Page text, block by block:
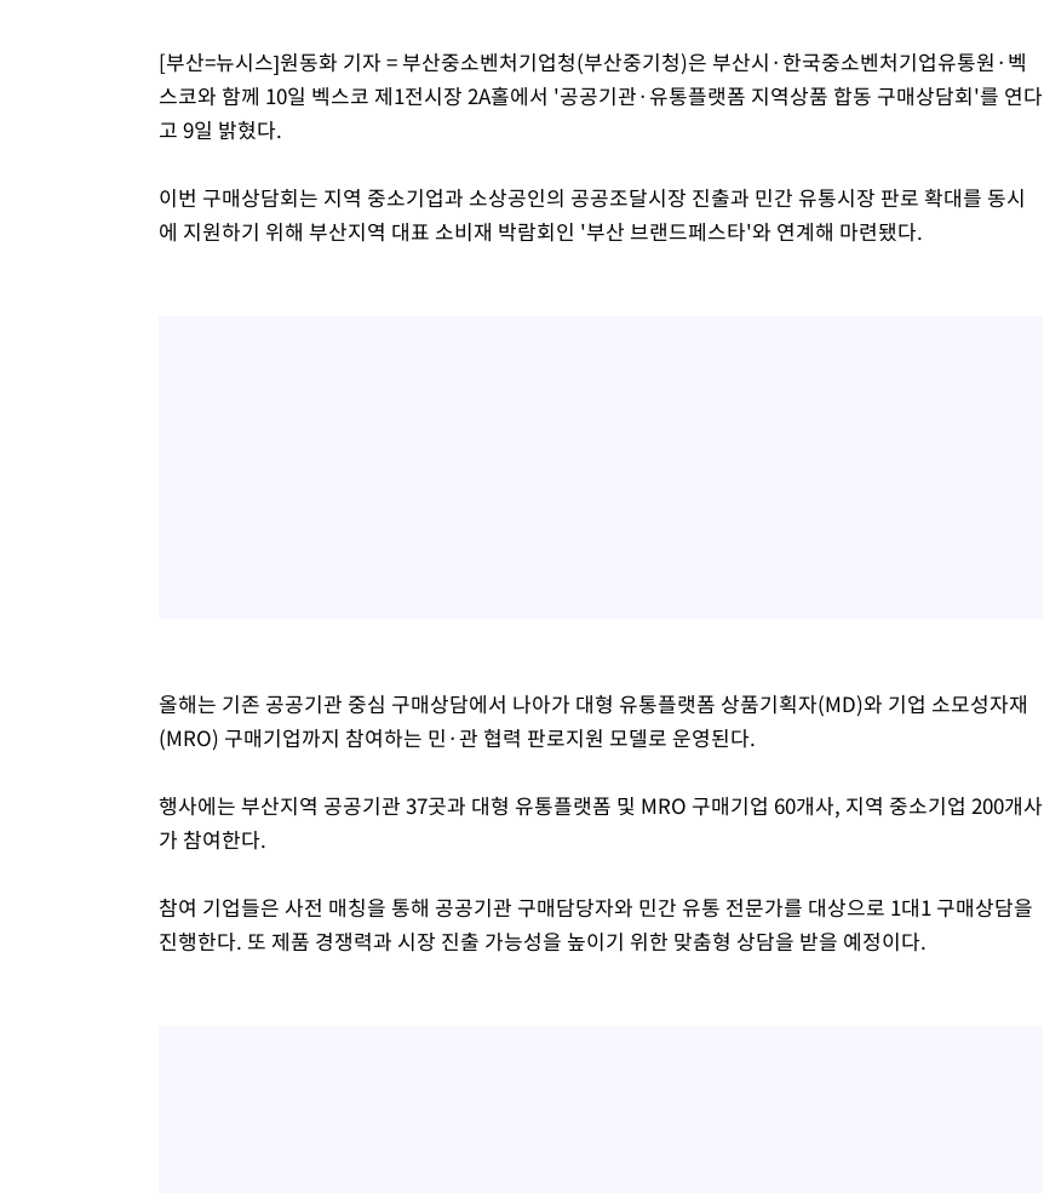
[부산=뉴시스]원동화 기자 = 부산중소벤처기업청(부산중기청)은 부산시·한국중소벤처기업유통원·벡
스코와 함께 10일 벡스코 제1전시장 2A홀에서 '공공기관·유통플랫폼 지역상품 합동 구매상담회'를 연다
고 9일 밝혔다.
이번 구매상담회는 지역 중소기업과 소상공인의 공공조달시장 진출과 민간 유통시장 판로 확대를 동시
에 지원하기 위해 부산지역 대표 소비재 박람회인 '부산 브랜드페스타'와 연계해 마련됐다.
올해는 기존 공공기관 중심 구매상담에서 나아가 대형 유통플랫폼 상품기획자(MD)와 기업 소모성자재
(MRO) 구매기업까지 참여하는 민·관 협력 판로지원 모델로 운영된다.
행사에는 부산지역 공공기관 37곳과 대형 유통플랫폼 및 MRO 구매기업 60개사, 지역 중소기업 200개사
가 참여한다.
참여 기업들은 사전 매칭을 통해 공공기관 구매담당자와 민간 유통 전문가를 대상으로 1대1 구매상담을
진행한다. 또 제품 경쟁력과 시장 진출 가능성을 높이기 위한 맞춤형 상담을 받을 예정이다.